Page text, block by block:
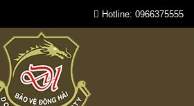
Hotline: 0966375555